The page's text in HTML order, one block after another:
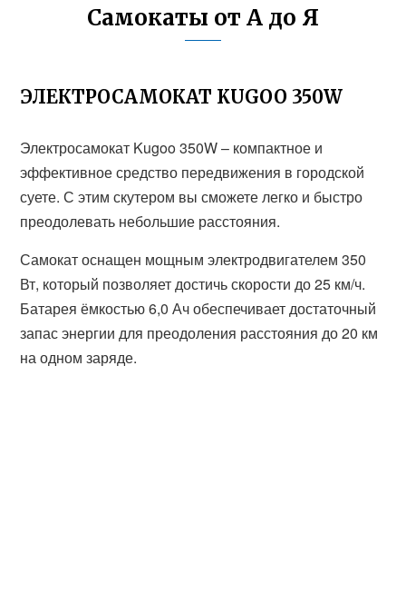
Самокаты от А до Я
ЭЛЕКТРОСАМОКАТ KUGOO 350W
Электросамокат Kugoo 350W – компактное и
эффективное средство передвижения в городской
суете. С этим скутером вы сможете легко и быстро
преодолевать небольшие расстояния.
Самокат оснащен мощным электродвигателем 350
Вт, который позволяет достичь скорости до 25 км/ч.
Батарея ёмкостью 6,0 Ач обеспечивает достаточный
запас энергии для преодоления расстояния до 20 км
на одном заряде.